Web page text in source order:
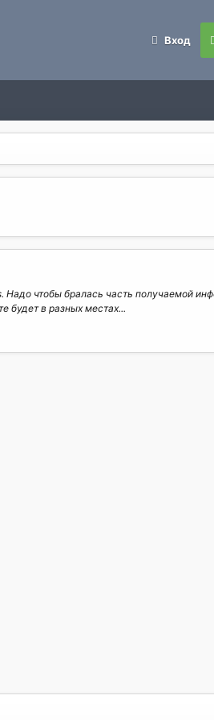
Вход
чтобы бралась часть получаемой
будет в разных местах...